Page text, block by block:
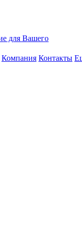
Компания Контакты